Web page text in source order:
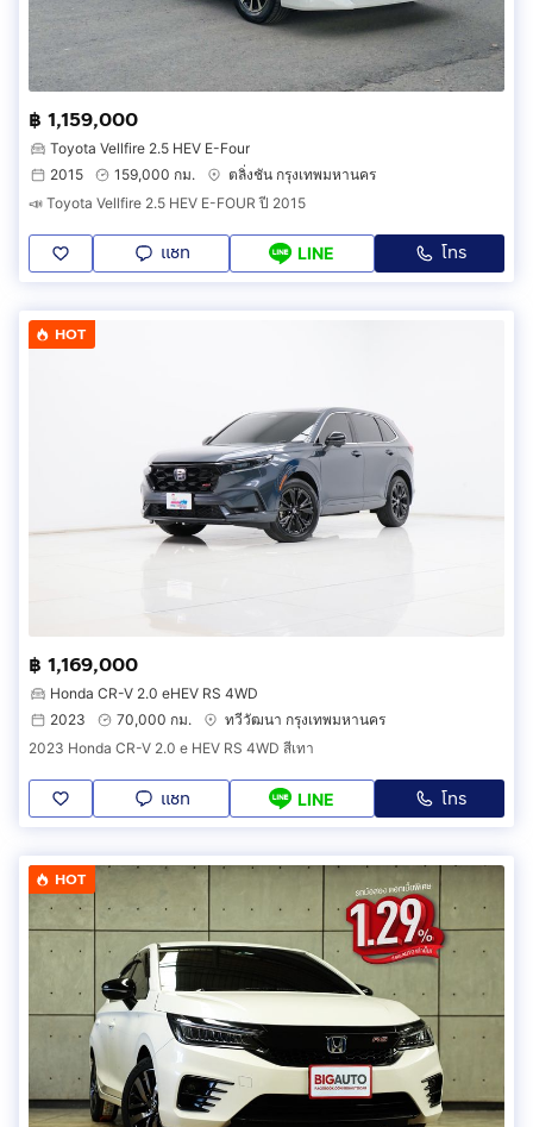
฿ 1,159,000
Toyota Vellfire 2.5 HEV E-Four
2015
159,000 กม.
ตลิ่งชัน กรุงเทพมหานคร
📣 Toyota Vellfire 2.5 HEV E-FOUR ปี 2015
แชท LINE โทร
HOT
฿ 1,169,000
Honda CR-V 2.0 eHEV RS 4WD
2023
70,000 กม.
ทวีวัฒนา กรุงเทพมหานคร
2023 Honda CR-V 2.0 e HEV RS 4WD สีเทา
แชท LINE โทร
HOT